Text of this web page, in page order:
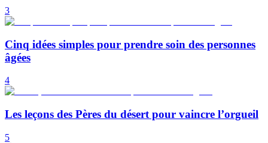
3
Cinq idées simples pour prendre soin des personnes
âgées
4
Les leçons des Pères du désert pour vaincre l’orgueil
5